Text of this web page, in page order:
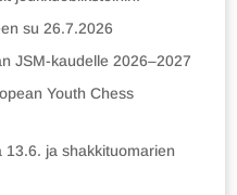
su 26.7.2026
JSM-kaudelle 2026–2027
Youth Chess
13.6. ja shakkituomarien